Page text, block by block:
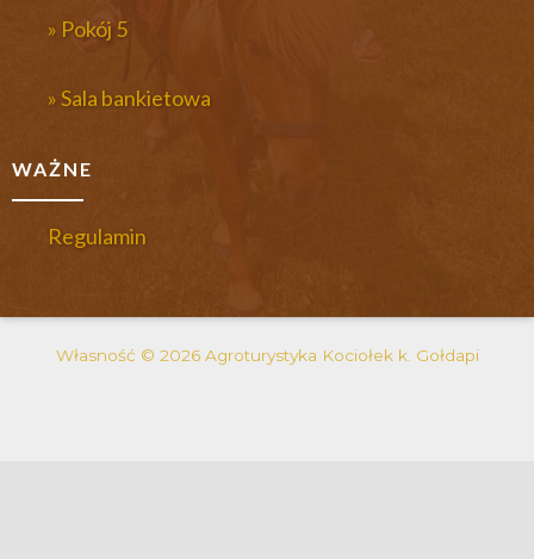
» Pokój 5
» Sala bankietowa
WAŻNE
Regulamin
Własność © 2026 Agroturystyka Kociołek k. Gołdapi